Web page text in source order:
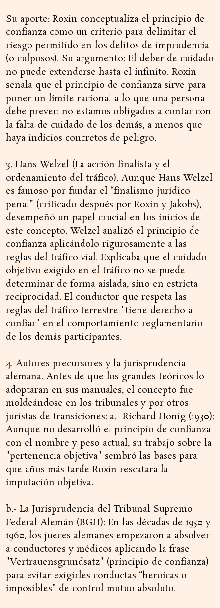
Su aporte: Roxin conceptualiza el principio de
confianza como un criterio para delimitar el
riesgo permitido en los delitos de imprudencia
(o culposos). Su argumento: El deber de cuidado
no puede extenderse hasta el infinito. Roxin
señala que el principio de confianza sirve para
poner un límite racional a lo que una persona
debe prever: no estamos obligados a contar con
la falta de cuidado de los demás, a menos que
haya indicios concretos de peligro.
3. Hans Welzel (La acción finalista y el
ordenamiento del tráfico). Aunque Hans Welzel
es famoso por fundar el “finalismo jurídico
penal” (criticado después por Roxin y Jakobs),
desempeñó un papel crucial en los inicios de
este concepto. Welzel analizó el principio de
confianza aplicándolo rigurosamente a las
reglas del tráfico vial. Explicaba que el cuidado
objetivo exigido en el tráfico no se puede
determinar de forma aislada, sino en estricta
reciprocidad. El conductor que respeta las
reglas del tráfico terrestre "tiene derecho a
confiar" en el comportamiento reglamentario
de los demás participantes.
4. Autores precursores y la jurisprudencia
alemana. Antes de que los grandes teóricos lo
adoptaran en sus manuales, el concepto fue
moldeándose en los tribunales y por otros
juristas de transiciones: a.- Richard Honig (1930):
Aunque no desarrolló el principio de confianza
con el nombre y peso actual, su trabajo sobre la
"pertenencia objetiva" sembró las bases para
que años más tarde Roxin rescatara la
imputación objetiva.
b.- La Jurisprudencia del Tribunal Supremo
Federal Alemán (BGH): En las décadas de 1950 y
1960, los jueces alemanes empezaron a absolver
a conductores y médicos aplicando la frase
"Vertrauensgrundsatz" (principio de confianza)
para evitar exigirles conductas “heroicas o
imposibles” de control mutuo absoluto.